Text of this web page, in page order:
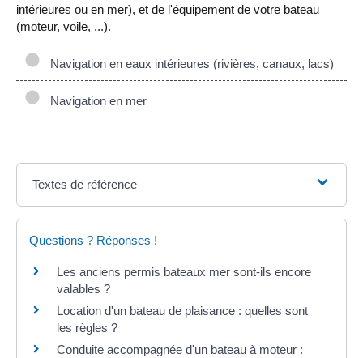
intérieures ou en mer), et de l'équipement de votre bateau
(moteur, voile, ...).
Navigation en eaux intérieures (rivières, canaux, lacs)
Navigation en mer
Textes de référence
Questions ? Réponses !
Les anciens permis bateaux mer sont-ils encore
valables ?
Location d'un bateau de plaisance : quelles sont
les règles ?
Conduite accompagnée d'un bateau à moteur :